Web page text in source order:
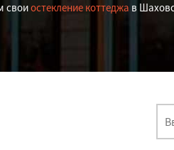
своиостекление коттеджа в